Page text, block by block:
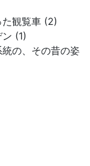
観覧車 (2)
(1)
の、その昔の姿